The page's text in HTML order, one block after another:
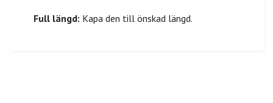
Full längd: Kapa den till önskad längd.